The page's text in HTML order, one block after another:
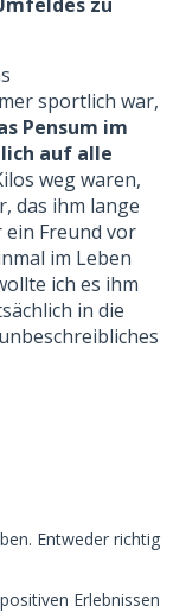
sportlich war,
Pensum im
auf alle
weg waren,
das ihm lange
ein Freund vor
im Leben
ich es ihm
in die
Entweder richtig
Erlebnissen